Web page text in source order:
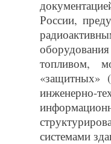
России,
топливом,
«защитных»
системами